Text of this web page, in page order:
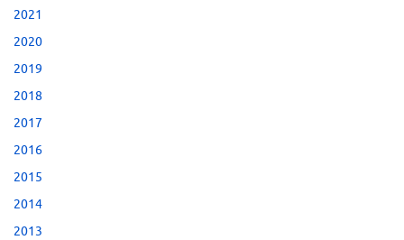
2021
2020
2019
2018
2017
2016
2015
2014
2013